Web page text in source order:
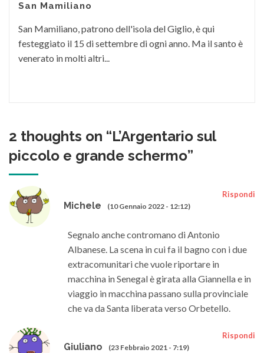
San Mamiliano
San Mamiliano, patrono dell'isola del Giglio, è qui
festeggiato il 15 di settembre di ogni anno. Ma il santo è
venerato in molti altri...
2 thoughts on “L’Argentario sul
piccolo e grande schermo”
Michele (10 Gennaio 2022 - 12:12)
Rispondi
Segnalo anche contromano di Antonio
Albanese. La scena in cui fa il bagno con i due
extracomunitari che vuole riportare in
macchina in Senegal è girata alla Giannella e in
viaggio in macchina passano sulla provinciale
che va da Santa liberata verso Orbetello.
Giuliano (23 Febbraio 2021 - 7:19)
Rispondi